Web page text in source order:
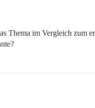
Thema im Vergleich zum